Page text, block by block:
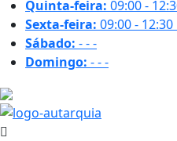
Quinta-feira: 09:00 -
Sexta-feira: 09:00 - 12:30
Sábado: ---
Domingo: ---